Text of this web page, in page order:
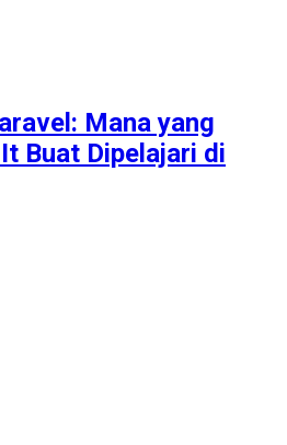
Mana yang
Buat Dipelajari di